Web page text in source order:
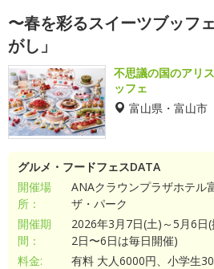
〜春を彩るスイーツブッフ
がし」
不思議の国のアリ
ッフェ
富山県・富山市
グルメ・フードフェスDATA
開催場
所：
ANAクラウンプラザホテル
ザ・パーク
開催期
間：
2026年3月7日(土)～5月6日
2日〜6日は毎日開催)
料金:
有料 大人6000円、小学生